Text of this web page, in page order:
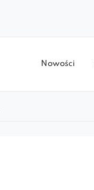
Nowości